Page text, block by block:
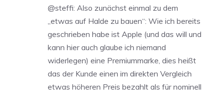
@steffi: Also zunächst einmal zu dem
,,etwas auf Halde zu bauen“: Wie ich bereits
geschrieben habe ist Apple (und das will und
kann hier auch glaube ich niemand
widerlegen) eine Premiummarke, dies heißt
das der Kunde einen im direkten Vergleich
etwas höheren Preis bezahlt als für nominell